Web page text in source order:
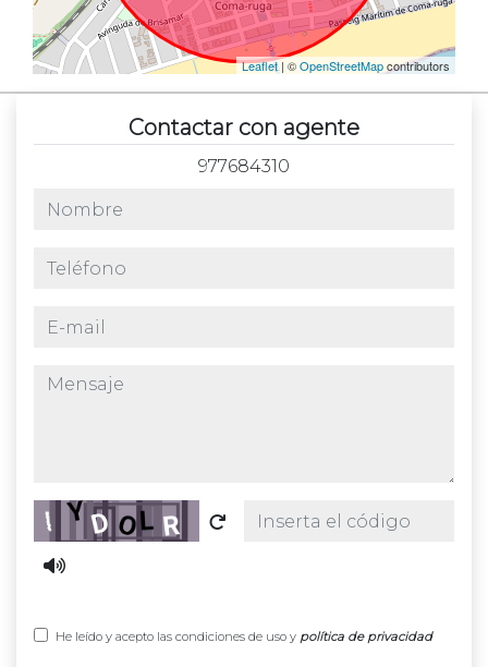
Leaflet| ©OpenStreetMapcontributors
Contactar con agente
977684310
nombre
teléfono
e-mail
mensaje
Captcha
He leído y acepto las condiciones de uso y política de privacidad